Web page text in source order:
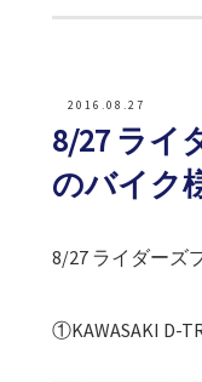
2016.08.27
8/27 ライ
のバイク
8/27 ライダーズ
①KAWASAKI D-